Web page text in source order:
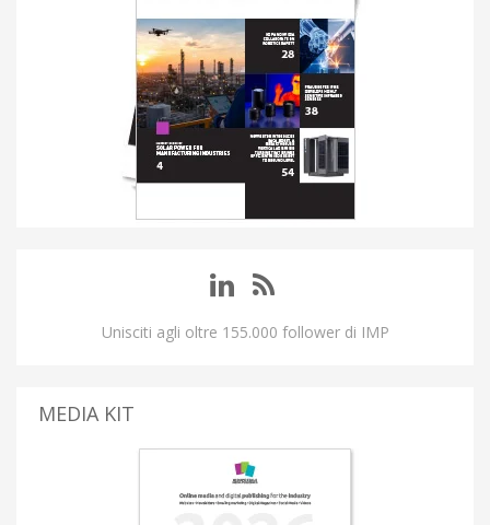
Unisciti agli oltre 155.000 follower di IMP
MEDIA KIT